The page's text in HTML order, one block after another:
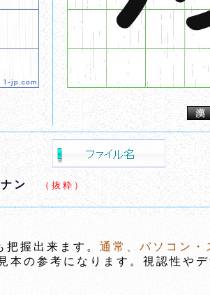
ン （抜粋）
握出来ます。 通常、パソコン
の参考になります。視認性や